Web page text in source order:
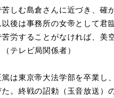
苦しむ島倉さんに近づき、
以後は事務所の女帝として君
苦労することがなければ、美
テレビ局関係者）
は東京帝大法学部を卒業し
。終戦の詔勅（玉音放送）